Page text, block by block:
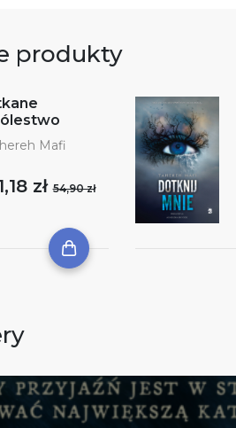
produkty
Mafi
zł54,90 zł